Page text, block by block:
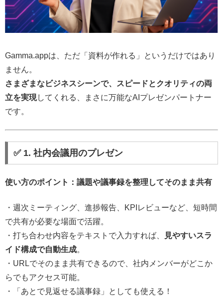
Gamma.appは、ただ「資料が作れる」というだけではあり
ません。
さまざまなビジネスシーンで、スピードとクオリティの両
立を実現してくれる、まさに万能なAIプレゼンパートナー
です。
✅ 1. 社内会議用のプレゼン
使い方のポイント：議題や議事録を整理してそのまま共有
・週次ミーティング、進捗報告、KPIレビューなど、短時間
で共有が必要な場面で活躍。
・打ち合わせ内容をテキストで入力すれば、
見やすいスラ
イド構成で自動生成。
・URLでそのまま共有できるので、社内メンバーがどこか
らでもアクセス可能。
・「あとで見返せる議事録」としても使える！